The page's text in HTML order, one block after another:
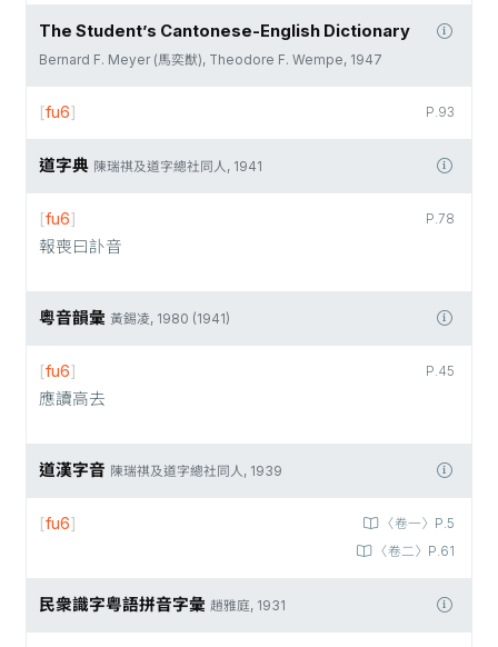
The Student’s Cantonese-English Dictionary
Bernard F. Meyer (馬奕猷), Theodore F. Wempe, 1947
P.93
[fu6]
道字典 陳瑞祺及道字總社同人, 1941
P.78
[fu6]
報喪曰訃音
粵音韻彙 黃錫凌, 1980 (1941)
P.45
[fu6]
應讀高去
道漢字音 陳瑞祺及道字總社同人, 1939
〈卷一〉P.5
〈卷二〉P.61
[fu6]
民衆識字粤語拼音字彙 趙雅庭, 1931